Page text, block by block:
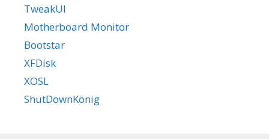
TweakUI
Motherboard Monitor
Bootstar
XFDisk
XOSL
ShutDownKönig